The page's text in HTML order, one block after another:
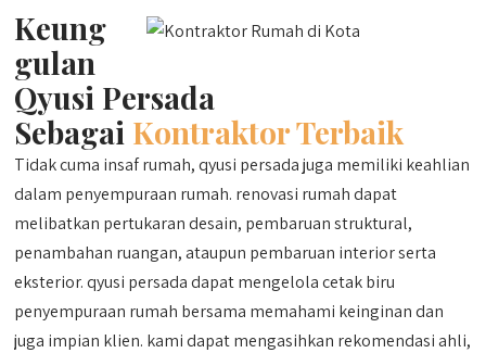
Keung
gulan
Qyusi Persada
Sebagai Kontraktor Terbaik
Tidak cuma insaf rumah, qyusi persada juga memiliki keahlian
dalam penyempuraan rumah. renovasi rumah dapat
melibatkan pertukaran desain, pembaruan struktural,
penambahan ruangan, ataupun pembaruan interior serta
eksterior. qyusi persada dapat mengelola cetak biru
penyempuraan rumah bersama memahami keinginan dan
juga impian klien. kami dapat mengasihkan rekomendasi ahli,